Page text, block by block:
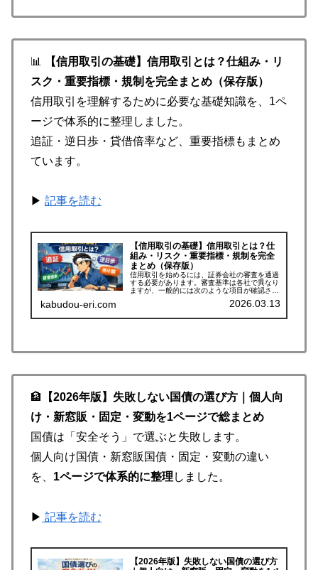
📊
【信用取引の基礎】信用取引とは？仕組み・リ
スク・重要指標・規制を完全まとめ（保存版）
信用取引を理解するために必要な基礎知識を、1ペ
ージで体系的に整理しました。
追証・逆日歩・貸借倍率など、重要指標もまとめ
ています。
▶ 記事を読む
【信用取引の基礎】信用取引とは？仕
組み・リスク・重要指標・規制を完全
まとめ（保存版）
信用取引を始めるには、証券会社の審査を通過
する必要があります。審査基準は各社で異なり
ますが、一般的には次のような項目が確認され
上）・✅金融資産の保有状況（目安：100万〜
kabudou-eri.com 2026.03.13
🏦
【2026年版】失敗しない国債の選び方｜個人向
け・新窓販・固定・変動を1ページで総まとめ
国債は「安全そう」で選ぶと失敗します。
個人向け国債・新窓販国債・固定・変動の違い
を、 1ページで体系的に整理 しました。
▶ 記事を読む
【2026年版】失敗しない国債の選び方